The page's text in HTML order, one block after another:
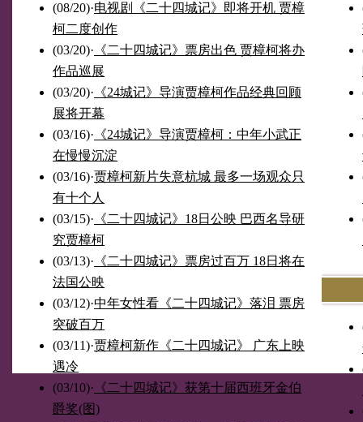
(08/20)·电视剧《二十四城记》即将开机 贾樟
柯二度创作
(03/20)· 《二十四城记》票房出色 贾樟柯将办
作品巡展
(03/20)· 《24城记》导演贾樟柯作品经典回顾
展将开幕
(03/16)· 《24城记》导演贾樟柯：中年小武正
在慢慢沉淀
(03/16)·贾樟柯新片失意杭城 最多一场观众只
有十个人
(03/15)· 《二十四城记》18日公映 巴西名导研
究贾樟柯
(03/13)· 《二十四城记》票房过百万 18日将在
法国公映
(03/12)·中年女性看《二十四城记》落泪 票房
突破百万
(03/11)·贾樟柯新作《二十四城记》 广东上映
遇冷
(03/10)· 《二十四城记》获第十届西班牙金伯
爵奖(图)